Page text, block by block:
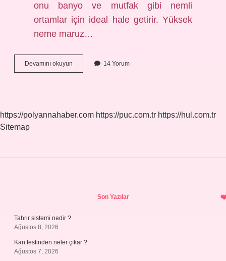
onu banyo ve mutfak gibi nemli
ortamlar için ideal hale getirir. Yüksek
neme maruz…
Devamını okuyun Seramik
Mi
14 Yorum
https://polyannahaber.com https://puc.com.tr https://hul.com.tr
Sitemap
Son Yazılar
Tahrir sistemi nedir ?
Ağustos 8, 2026
Kan testinden neler çıkar ?
Ağustos 7, 2026